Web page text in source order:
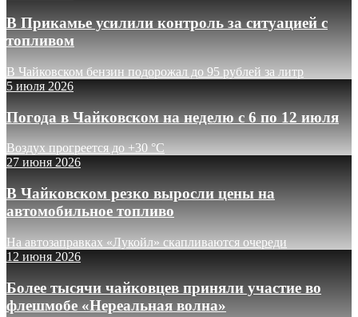
В Прикамье усилили контроль за ситуацией с
топливом
В Чайковском бензин подорожал до 95 рублей за литр
5 июля 2026
Погода в Чайковском на неделю с 6 по 12 июля
Воздух прогреется до +30 °C
27 июня 2026
В Чайковском резко выросли цены на
автомобильное топливо
На автозаправках «Лукойл» скапливаются очереди
12 июня 2026
Более тысячи чайковцев приняли участие во
флешмобе «Нереальная волна»